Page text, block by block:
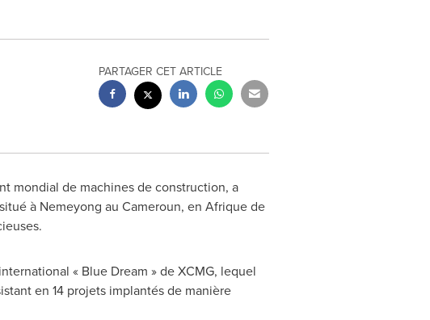
PARTAGER CET ARTICLE
mondial de machines de construction, a
à Nemeyong au Cameroun, en Afrique de
« Blue Dream » de XCMG, lequel
en 14 projets implantés de manière